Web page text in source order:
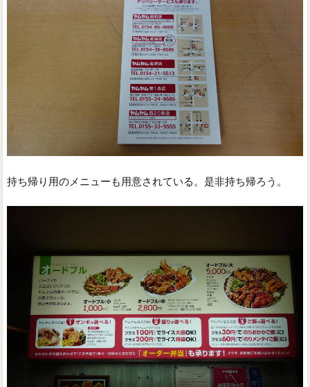
持ち帰り用のメニューも用意されている。是非持ち帰ろう。